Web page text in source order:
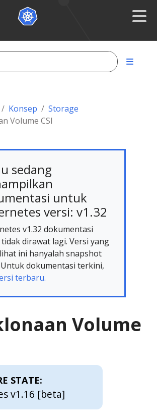
Konsep
Storage
Volume CSI
sedang
untuk
versi: v1.32
v1.32 dokumentasi
dirawat lagi. Versi yang
ini hanyalah snapshot
dokumentasi terkini,
terbaru.
Volume
STATE:
v1.16 [beta]